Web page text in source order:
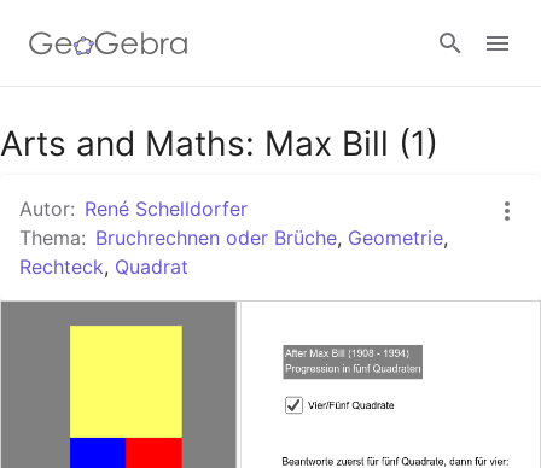
Google Classroom
GeoGebra Classroom
Arts and Maths: Max Bill (1)
Autor: René Schelldorfer
Thema: Bruchrechnen oder Brüche, Geometrie,
Rechteck, Quadrat